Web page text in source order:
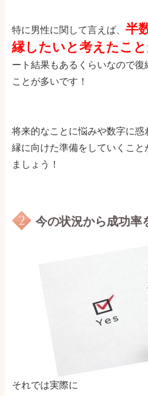
特に男性に関して言えば、 半
縁したいと考えたこ
ート結果もあるくらいなので
ことが多いです！
将来的なことに悩みや数字に
縁に向けた準備をしていくこと
ましょう！
今の状況から成功率
それでは実際に